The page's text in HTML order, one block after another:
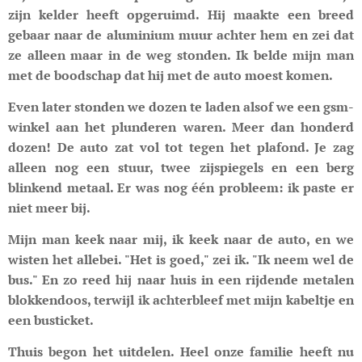
zijn kelder heeft opgeruimd. Hij maakte een breed
gebaar naar de aluminium muur achter hem en zei dat
ze alleen maar in de weg stonden. Ik belde mijn man
met de boodschap dat hij met de auto moest komen.
Even later stonden we dozen te laden alsof we een gsm-
winkel aan het plunderen waren. Meer dan honderd
dozen! De auto zat vol tot tegen het plafond. Je zag
alleen nog een stuur, twee zijspiegels en een berg
blinkend metaal. Er was nog één probleem: ik paste er
niet meer bij.
Mijn man keek naar mij, ik keek naar de auto, en we
wisten het allebei. "Het is goed," zei ik. "Ik neem wel de
bus." En zo reed hij naar huis in een rijdende metalen
blokkendoos, terwijl ik achterbleef met mijn kabeltje en
een busticket.
Thuis begon het uitdelen. Heel onze familie heeft nu